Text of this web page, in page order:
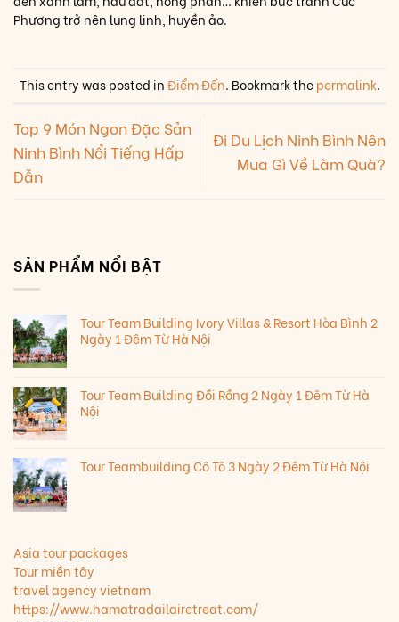
Phương trở nên lung linh, huyền ảo.
This entry was posted inĐiểm Đến. Bookmark thepermalink.
Top 9 Món Ngon Đặc Sản
Ninh Bình Nổi Tiếng Hấp
Dẫn
Đi Du Lịch Ninh Bình Nên
Mua Gì Về Làm Quà?
SẢN PHẨM NỔI BẬT
Tour Team Building Ivory Villas & Resort Hòa Bình 2
Ngày 1 Đêm Từ Hà Nội
Tour Team Building Đồi Rồng 2 Ngày 1 Đêm Từ Hà
Nội
Tour Teambuilding Cô Tô 3 Ngày 2 Đêm Từ Hà Nội
Asia tour packages
Tour miền tây
travel agency vietnam
https://www.hamatradailairetreat.com/